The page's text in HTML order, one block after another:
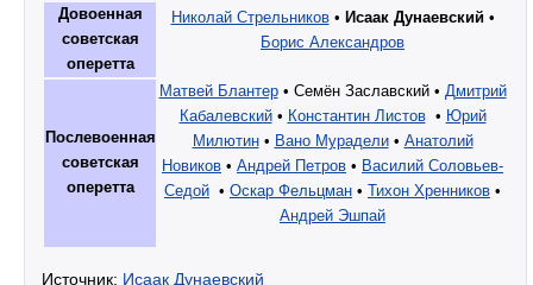
Довоенная
советская
оперетта
Николай Стрельников• Исаак Дунаевский•
Борис Александров
Послевоенная
советская
оперетта
Матвей Блантер• Семён Заславский • Дмитрий
Кабалевский• Константин Листов• Юрий
Милютин• Вано Мурадели• Анатолий
Новиков • Андрей Петров • Василий Соловьев-
Седой • Оскар Фельцман • Тихон Хренников •
Андрей Эшпай
Источник: Исаак Дунаевский